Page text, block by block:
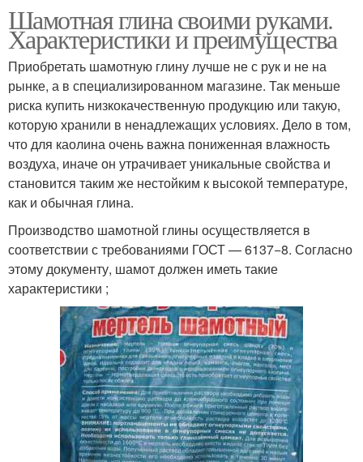
Шамотная глина своими руками.
Характеристики и преимущества
Приобретать шамотную глину лучше не с рук и не на
рынке, а в специализированном магазине. Так меньше
риска купить низкокачественную продукцию или такую,
которую хранили в ненадлежащих условиях. Дело в том,
что для каолина очень важна пониженная влажность
воздуха, иначе он утрачивает уникальные свойства и
становится таким же нестойким к высокой температуре,
как и обычная глина.
Производство шамотной глины осуществляется в
соответствии с требованиями ГОСТ — 6137−8. Согласно
этому документу, шамот должен иметь такие
характеристики ;